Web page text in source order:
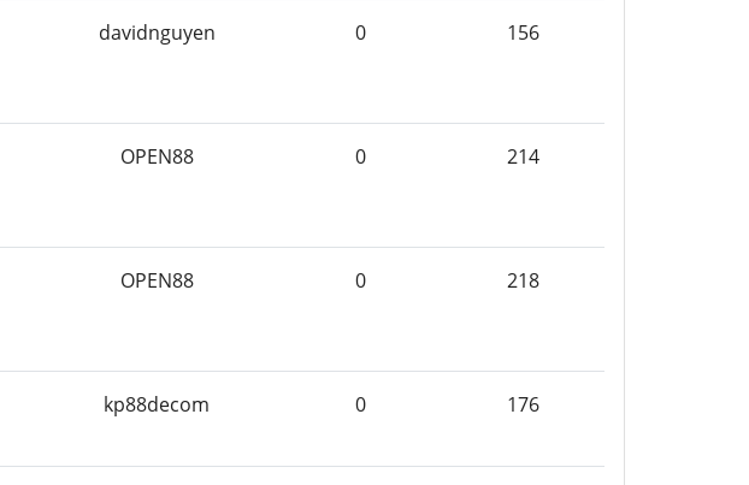
davidnguyen 0 156
OPEN88 0 214
OPEN88 0 218
kp88decom 0 176